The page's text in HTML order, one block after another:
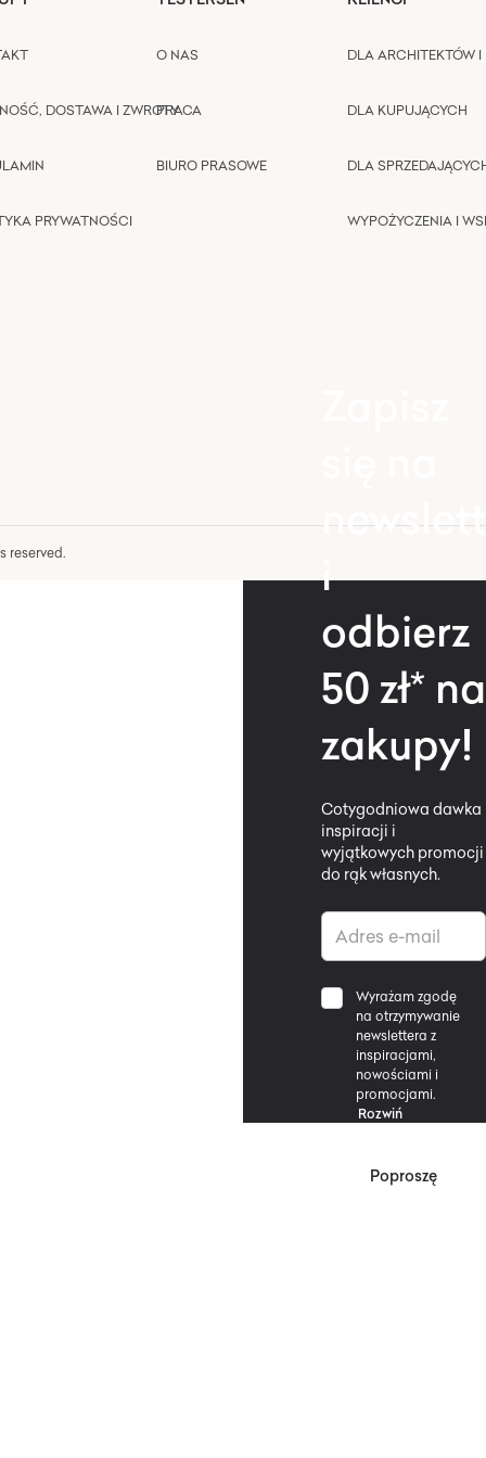
DOSTAWA I ZWROTY
PRYWATNOŚCI
O NAS
PRACA
BIURO PRASOWE
DLA ARCHITEKTÓW I
DLA KUPUJĄCYCH
DLA
WYPOŻYCZENIA I
reserved.
i
odbierz
50 zł* na
zakupy!
Cotygodniowa dawka
inspiracji i
wyjątkowych promocji
do rąk własnych.
Wyrażam zgodę
na otrzymywanie
newslettera z
inspiracjami,
nowościami i
promocjami.
Rozwiń
Poproszę